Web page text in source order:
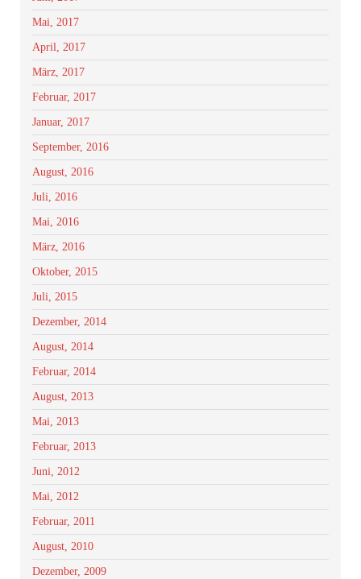
Mai, 2017
April, 2017
März, 2017
Februar, 2017
Januar, 2017
September, 2016
August, 2016
Juli, 2016
Mai, 2016
März, 2016
Oktober, 2015
Juli, 2015
Dezember, 2014
August, 2014
Februar, 2014
August, 2013
Mai, 2013
Februar, 2013
Juni, 2012
Mai, 2012
Februar, 2011
August, 2010
Dezember, 2009